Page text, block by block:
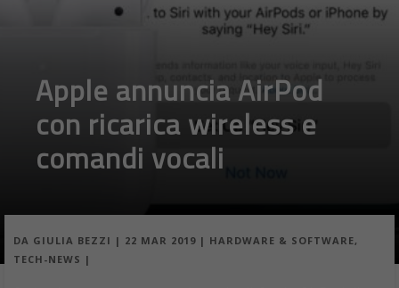
Apple annuncia AirPod
con ricarica wireless e
comandi vocali
DA GIULIA BEZZI | 22 MAR 2019 | HARDWARE & SOFTWARE,
TECH-NEWS |